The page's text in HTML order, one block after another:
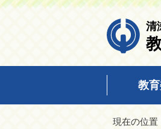
清
教
現在の位置